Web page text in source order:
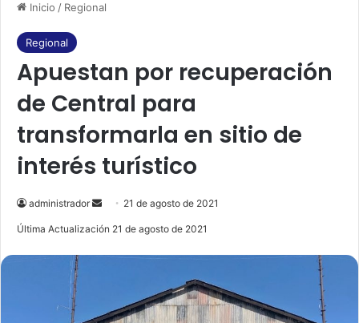
Inicio / Regional
Regional
Apuestan por recuperación
de Central para
transformarla en sitio de
interés turístico
administrador
e
e
21 de agosto de 2021
Última Actualización 21 de agosto de 2021
b
o
o
k
u
e